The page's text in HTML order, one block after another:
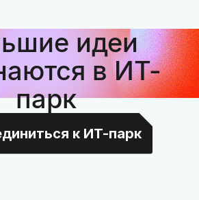
идеи
в ИТ-
парк
к ИТ-парк